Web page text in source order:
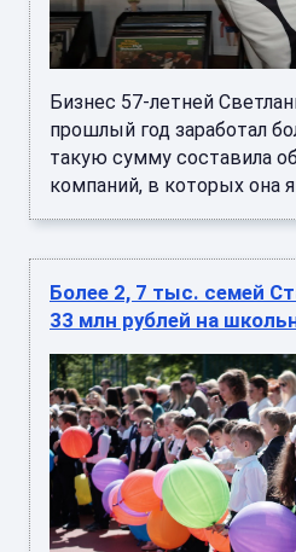
Бизнес 57-летней
прошлый год заработал
такую сумму составила
компаний, в которых она
Более 2, 7 тыс. семей
33 млн рублей на